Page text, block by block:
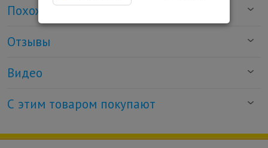
Похожие товары
Отзывы
Видео
С этим товаром покупают